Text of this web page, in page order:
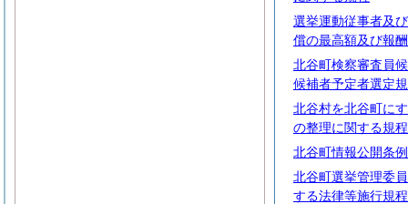
選挙運動従事者及
償の最高額及び報
北谷町検察審査員
候補者予定者選定
北谷村を北谷町に
の整理に関する規程
北谷町情報公開条
北谷町選挙管理委
する法律等施行規程